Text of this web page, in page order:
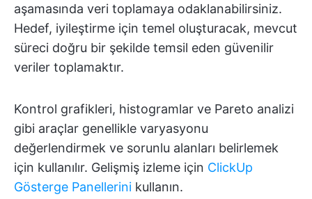
aşamasında veri toplamaya odaklanabilirsiniz.
Hedef, iyileştirme için temel oluşturacak, mevcut
süreci doğru bir şekilde temsil eden güvenilir
veriler toplamaktır.
Kontrol grafikleri, histogramlar ve Pareto analizi
gibi araçlar genellikle varyasyonu
değerlendirmek ve sorunlu alanları belirlemek
için kullanılır. Gelişmiş izleme için ClickUp
Gösterge Panellerini kullanın.